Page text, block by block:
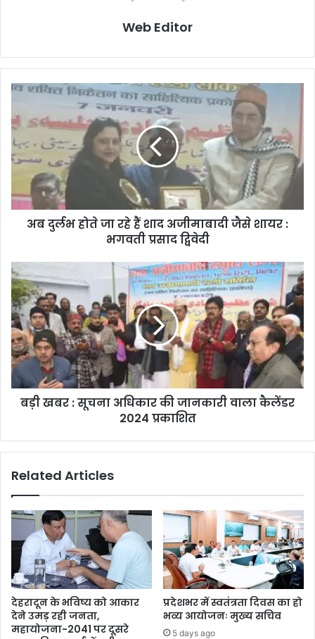
Web Editor
अब दुर्लभ होते जा रहे हैं शाद अजीमाबादी जैसे शायर :
भगवती प्रसाद द्विवेदी
बड़ी खबर : सूचना अधिकार की जानकारी वाला कैलेंडर
2024 प्रकाशित
Related Articles
देहरादून के भविष्य को आकार
देने उमड़ रही जनता,
महायोजना-2041 पर दूसरे
प्रदेशभर में स्वतंत्रता दिवस का हो
भव्य आयोजनः मुख्य सचिव
5 days ago